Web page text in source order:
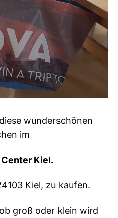
wunderschönen
im
Kiel.
Kiel, zu kaufen.
groß oder klein wird